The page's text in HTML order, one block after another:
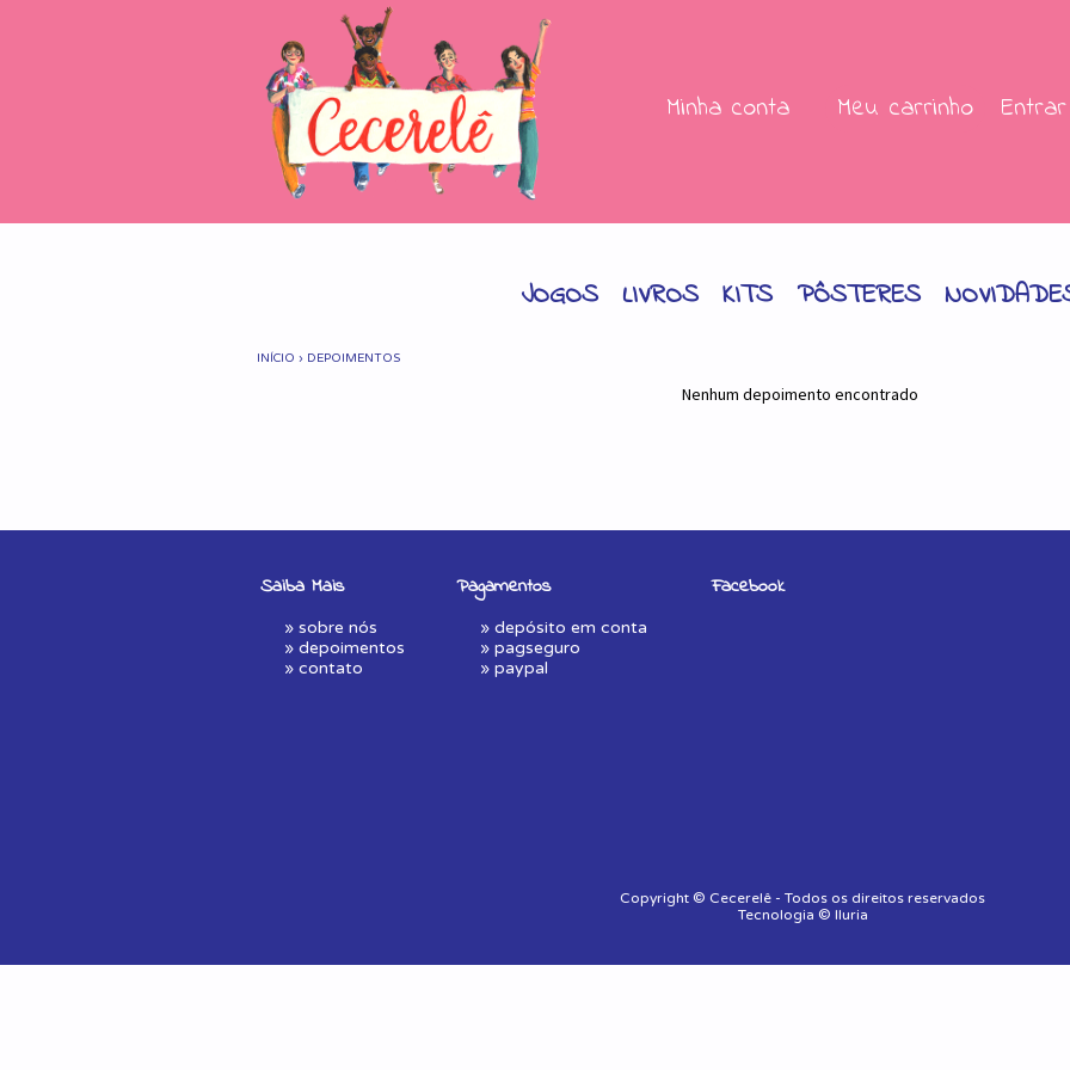
Minha conta Meu carrinho Entrar
JOGOS LIVROS KITS PÔSTERES
INÍCIO › DEPOIMENTOS
Nenhum depoimento encontrado
Saiba Mais
» sobre nós
» depoimentos
» contato
Pagamentos
» depósito em conta
» pagseguro
» paypal
Facebook
Copyright © Cecerelê - Todos os direitos reservados
Tecnologia © Iluria